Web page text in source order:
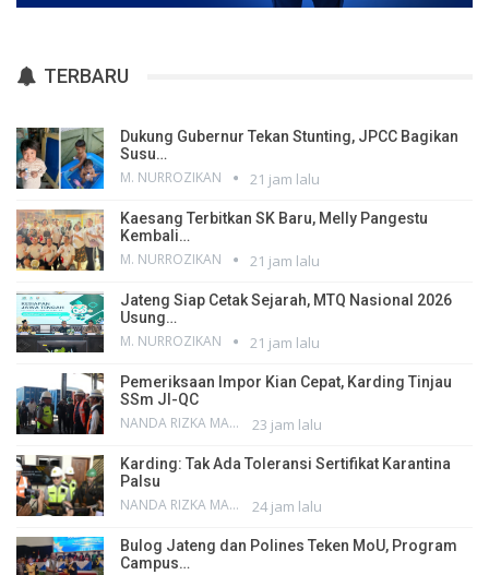
TERBARU
Dukung Gubernur Tekan Stunting, JPCC Bagikan
Susu…
M. NURROZIKAN 21 jam lalu
Kaesang Terbitkan SK Baru, Melly Pangestu
Kembali…
M. NURROZIKAN 21 jam lalu
Jateng Siap Cetak Sejarah, MTQ Nasional 2026
Usung…
M. NURROZIKAN 21 jam lalu
Pemeriksaan Impor Kian Cepat, Karding Tinjau
SSm JI-QC
NANDA RIZKA MAHENDRA 23 jam lalu
Karding: Tak Ada Toleransi Sertifikat Karantina
Palsu
NANDA RIZKA MAHENDRA 24 jam lalu
Bulog Jateng dan Polines Teken MoU, Program
Campus…